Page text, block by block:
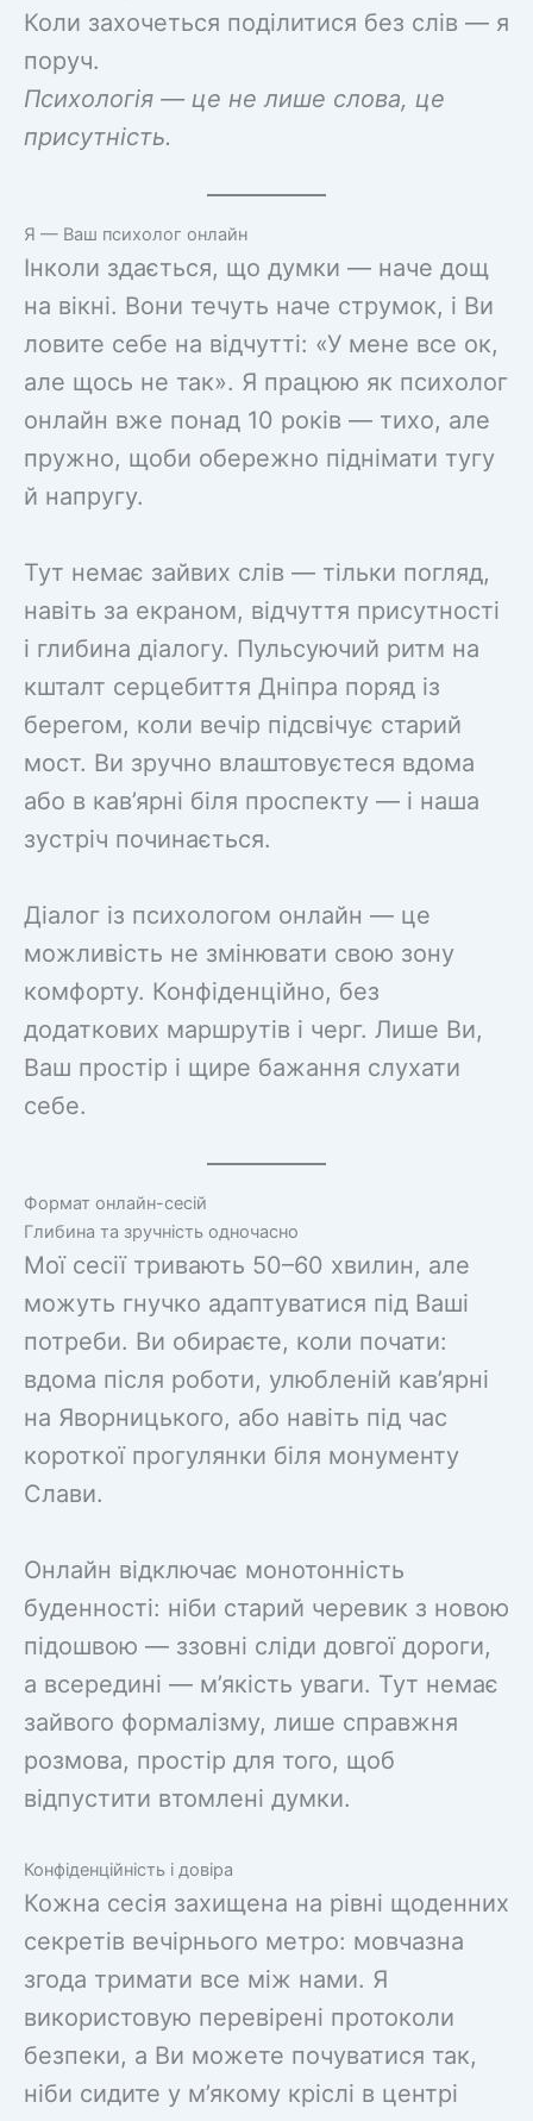
Коли захочеться поділитися без слів — я
поруч.
Психологія — це не лише слова, це
присутність.
Я — Ваш психолог онлайн
Інколи здається, що думки — наче дощ
на вікні. Вони течуть наче струмок, і Ви
ловите себе на відчутті: «У мене все ок,
але щось не так». Я працюю як психолог
онлайн вже понад 10 років — тихо, але
пружно, щоби обережно піднімати тугу
й напругу.
Тут немає зайвих слів — тільки погляд,
навіть за екраном, відчуття присутності
і глибина діалогу. Пульсуючий ритм на
кшталт серцебиття Дніпра поряд із
берегом, коли вечір підсвічує старий
мост. Ви зручно влаштовуєтеся вдома
або в кав’ярні біля проспекту — і наша
зустріч починається.
Діалог із психологом онлайн — це
можливість не змінювати свою зону
комфорту. Конфіденційно, без
додаткових маршрутів і черг. Лише Ви,
Ваш простір і щире бажання слухати
себе.
Формат онлайн-сесій
Глибина та зручність одночасно
Мої сесії тривають 50–60 хвилин, але
можуть гнучко адаптуватися під Ваші
потреби. Ви обираєте, коли почати:
вдома після роботи, улюбленій кав’ярні
на Яворницького, або навіть під час
короткої прогулянки біля монументу
Слави.
Онлайн відключає монотонність
буденності: ніби старий черевик з новою
підошвою — ззовні сліди довгої дороги,
а всередині — м’якість уваги. Тут немає
зайвого формалізму, лише справжня
розмова, простір для того, щоб
відпустити втомлені думки.
Конфіденційність і довіра
Кожна сесія захищена на рівні щоденних
секретів вечірнього метро: мовчазна
згода тримати все між нами. Я
використовую перевірені протоколи
безпеки, а Ви можете почуватися так,
ніби сидите у м’якому кріслі в центрі